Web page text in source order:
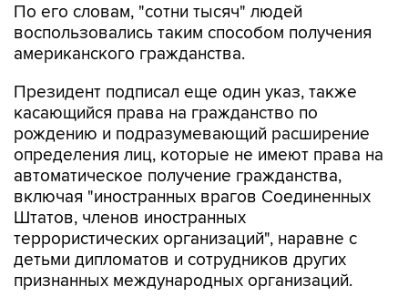
По его словам, "сотни тысяч" людей
воспользовались таким способом получения
американского гражданства.
Президент подписал еще один указ, также
касающийся права на гражданство по
рождению и подразумевающий расширение
определения лиц, которые не имеют права на
автоматическое получение гражданства,
включая "иностранных врагов Соединенных
Штатов, членов иностранных
террористических организаций", наравне с
детьми дипломатов и сотрудников других
признанных международных организаций.